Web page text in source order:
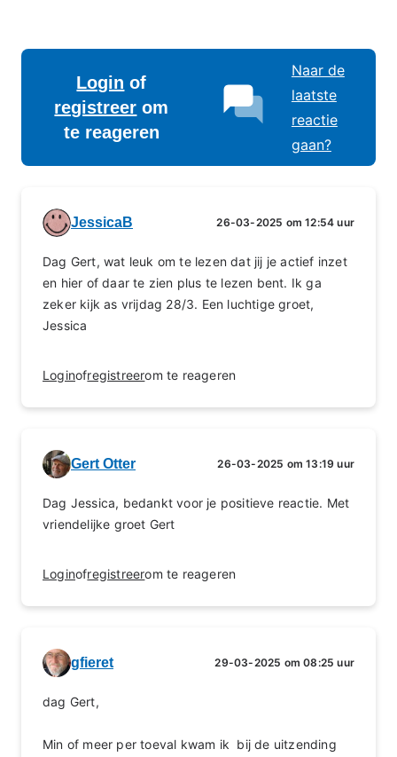
Login of
registreer om
te reageren
Naar de
laatste
reactie
gaan?
JessicaB 26-03-2025 om 12:54 uur
Dag Gert, wat leuk om te lezen dat jij je actief inzet
en hier of daar te zien plus te lezen bent. Ik ga
zeker kijk as vrijdag 28/3. Een luchtige groet,
Jessica
Loginofregistreerom te reageren
Gert Otter 26-03-2025 om 13:19 uur
Dag Jessica, bedankt voor je positieve reactie. Met
vriendelijke groet Gert
Loginofregistreerom te reageren
gfieret 29-03-2025 om 08:25 uur
dag Gert,
Min of meer per toeval kwam ik bij de uitzending